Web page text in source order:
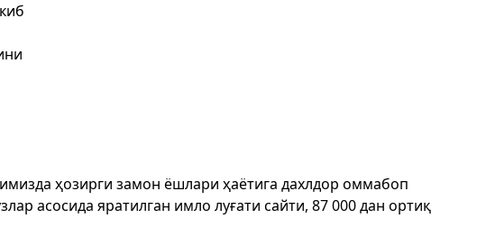
ҳозирги замон ёшлари ҳаётига дахлдор оммабоп
асосида яратилган имло луғати сайти, 87 000 дан ортиқ